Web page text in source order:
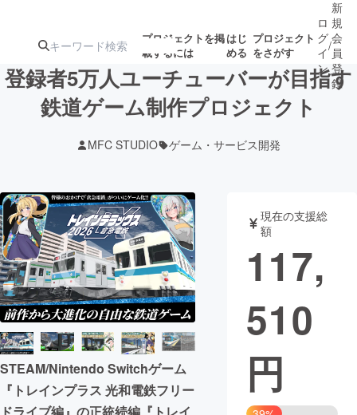
プロジェクトを掲
載するには
はじ
める
プロジェクト
をさがす
ターン
ジェクト
ロジェクト
アート・写真 音楽
テクノロジー・ガジェット ゲーム・サ
映像・映画
ビジネス・起業
まちづくり・地域活性化
ロ
グ
イ
ン
/
新
規
会
員
登
録
登録者5万人ユーチューバーが目指す
鉄道ゲーム制作プロジェクト
MFC STUDIO ゲーム・サービス開発
STEAM/Nintendo Switchゲーム
『トレインプラス 光和電鉄フリー
現在の支援総
額
117,
510
円